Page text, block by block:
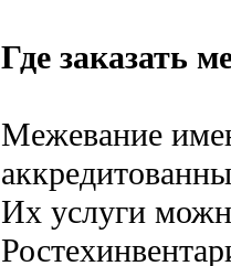
Где заказать
Межевание
Их услуги